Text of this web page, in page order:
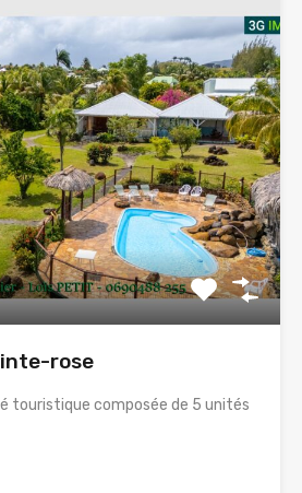
rose
touristique composée de 5 unités